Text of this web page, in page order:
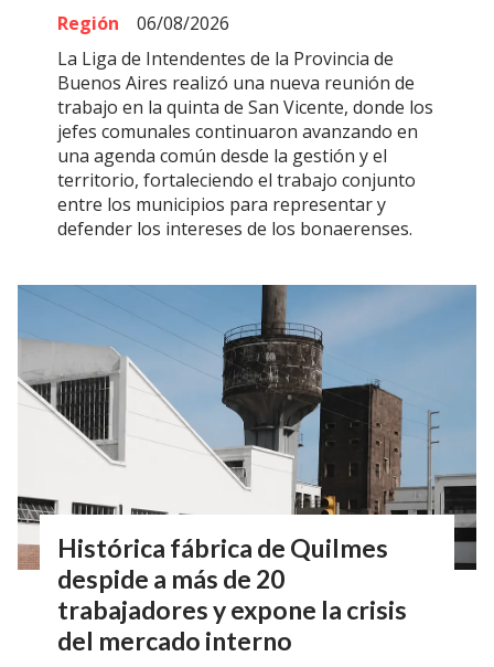
Región
06/08/2026
La Liga de Intendentes de la Provincia de
Buenos Aires realizó una nueva reunión de
trabajo en la quinta de San Vicente, donde los
jefes comunales continuaron avanzando en
una agenda común desde la gestión y el
territorio, fortaleciendo el trabajo conjunto
entre los municipios para representar y
defender los intereses de los bonaerenses.
Histórica fábrica de Quilmes
despide a más de 20
trabajadores y expone la crisis
del mercado interno